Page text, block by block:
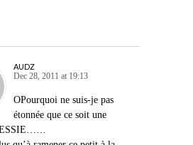
AUDZ
Dec 28, 2011 at 19:13
OPourquoi ne suis-je pas
étonnée que ce soit une
ESSIE……